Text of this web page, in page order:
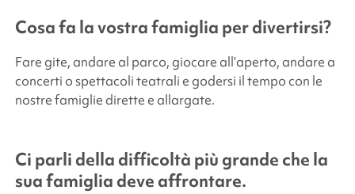
Cosa fa la vostra famiglia per divertirsi?
Fare gite, andare al parco, giocare all’aperto, andare a
concerti o spettacoli teatrali e godersi il tempo con le
nostre famiglie dirette e allargate.
Ci parli della difficoltà più grande che la
sua famiglia deve affrontare.